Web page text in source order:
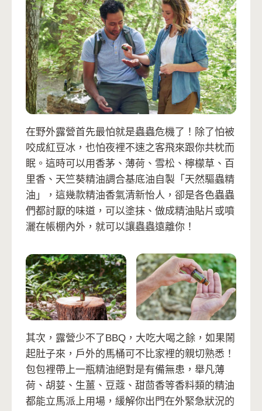
在野外露營首先最怕就是蟲蟲危機了！除了怕被
咬成紅豆冰，也怕夜裡不速之客飛來跟你共枕而
眠。這時可以用香茅、薄荷、雪松、檸檬草、百
里香、天竺葵精油調合基底油自製「天然驅蟲精
油」，這幾款精油香氣清新怡人，卻是各色蟲蟲
們都討厭的味道，可以塗抹、做成精油貼片或噴
灑在帳棚內外，就可以讓蟲蟲遠離你！
其次，露營少不了BBQ，大吃大喝之餘，如果鬧
起肚子來，戶外的馬桶可不比家裡的親切熟悉！
包包裡帶上一瓶精油絕對是有備無患，舉凡薄
荷、胡荽、生薑、豆蔻、甜茴香等香料類的精油
都能立馬派上用場，緩解你出門在外緊急狀況的